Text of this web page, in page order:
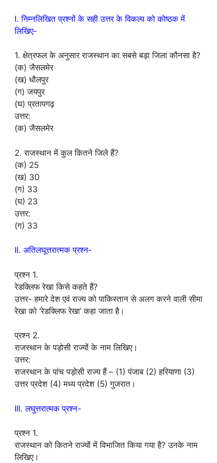
I. निम्नलिखित प्रश्नों के सही उत्तर के विकल्प को कोष्ठक में
लिखिए-
1. क्षेत्रफल के अनुसार राजस्थान का सबसे बड़ा जिला कौनसा है?
(क) जैसलमेर
(ख) धौलपुर
(ग) जयपुर
(घ) प्रतापगढ़
उत्तर:
(क) जैसलमेर
2. राजस्थान में कुल कितने जिले हैं?
(क) 25
(ख) 30
(ग) 33
(घ) 23
उत्तर:
(ग) 33
II. अतिलघूत्तरात्मक प्रश्न-
प्रश्न 1.
रेडक्लिफ रेखा किसे कहते हैं?
उत्तर- हमारे देश एवं राज्य को पाकिस्तान से अलग करने वाली सीमा
रेखा को ‘रेडक्लिफ रेखा’ कहा जाता है।
प्रश्न 2.
राजस्थान के पड़ोसी राज्यों के नाम लिखिए।
उत्तर:
राजस्थान के पांच पड़ोसी राज्य हैं – (1) पंजाब (2) हरियाणा (3)
उत्तर प्रदेश (4) मध्य प्रदेश (5) गुजरात।
III. लघुत्तरात्मक प्रश्न-
प्रश्न 1.
राजस्थान को कितने राज्यों में विभाजित किया गया है? उनके नाम
लिखिए।